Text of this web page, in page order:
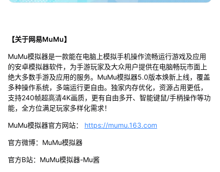
【关于网易MuMu】
MuMu模拟器是一款能在电脑上模拟手机操作流畅运行游戏及应用
的安卓模拟器软件，为手游玩家及大众用户提供在电脑畅玩市面上
绝大多数手游及应用的服务。MuMu模拟器5.0版本焕新上线，覆盖
多种操作系统，多端运行更自由。独家内存优化，资源占用更低，
支持240帧超高清4K画质，更有自由多开、智能键鼠/手柄操作等功
能，全方位满足玩家多样化需求！
MuMu模拟器官方网站： https://mumu.163.com
官方微博：MuMu模拟器
官方B站：MuMu模拟器-Mu酱